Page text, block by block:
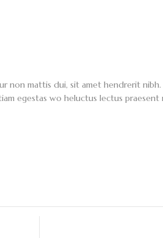
non mattis dui, sit amet hendrerit
egestas wo heluctus lectus